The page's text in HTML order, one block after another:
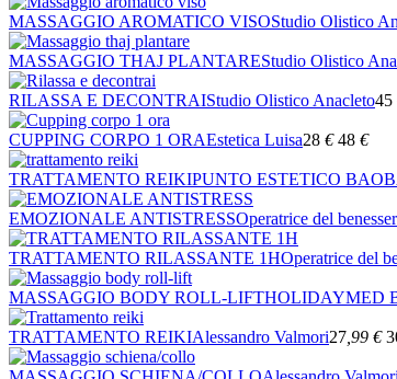
MASSAGGIO AROMATICO VISOStudio Olistico
MASSAGGIO THAJ PLANTAREStudio Olistico
RILASSA E DECONTRAIStudio Olistico Anacleto45
CUPPING CORPO 1 ORAEstetica Luisa28 € 48 €
TRATTAMENTO REIKIPUNTO ESTETICO
EMOZIONALE ANTISTRESSOperatrice del
TRATTAMENTO RILASSANTE 1HOperatrice del
MASSAGGIO BODY ROLL-LIFTHOLIDAYMED
TRATTAMENTO REIKIAlessandro Valmori27 ,99 €